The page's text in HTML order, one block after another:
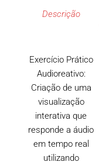
Descrição
Exercício Prático
Audioreativo:
Criação de uma
visualização
interativa que
responde a áudio
em tempo real
utilizando